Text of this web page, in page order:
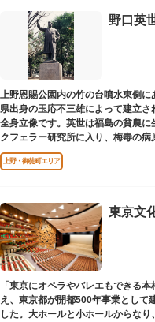
野口英
上野恩賜公園内の竹の台噴水東側
県出身の玉応不三雄によって建立
全身立像です。英世は福島の貧農
クフェラー研究所に入り、梅毒の
感染して、死去しました。
上野・御徒町エリア
東京文
「東京にオペラやバレエもできる
え、東京都が開都500年事業として
した。大ホールと小ホールからな